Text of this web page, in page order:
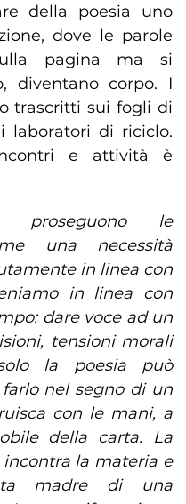
della poesia uno
dove le parole
pagina ma si
diventano corpo. I
trascritti sui fogli di
laboratori di riciclo.
e attività è
proseguono le
una necessità
in linea con
in linea con
dare voce ad un
tensioni morali
la poesia può
nel segno di un
con le mani, a
della carta. La
incontra la materia e
madre di una